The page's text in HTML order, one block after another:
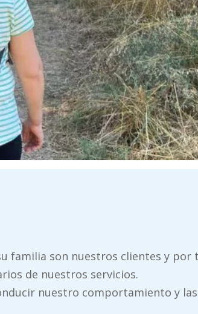
familia son nuestros clientes y
de nuestros servicios.
nuestro comportamiento y